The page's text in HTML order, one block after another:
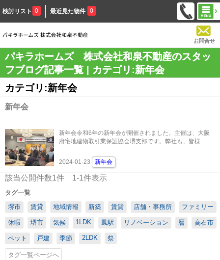
検討リスト 0 最近見た物件 0
お問合せ
パキラホームズ 株式会社和泉不動産のスタッ
フブログ記事一覧 | カテゴリ:新年会
カテゴリ:新年会
新年会
新年会令和6年の新年会が開催されました。主催は、大阪
府宅地建物取引業保証協会堺支部です。弊社も、皆様...
2024-01-23 新年会
該当公開件数1件 1-1件表示
タグ一覧
堺市
賃貸 地域情報 新築 賃貸 店舗・事務所 ファミリー
休暇 堺市 気候 1LDK 鳳駅 リノベーション 暦 高石市
ペット 戸建 季節 2LDK 祭
タグ一覧ページへ